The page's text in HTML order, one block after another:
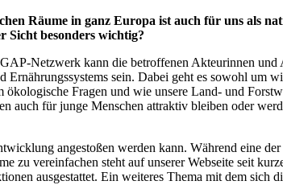
Räume in ganz Europa ist auch für uns als
Sicht besonders wichtig?
Netzwerk kann die betroffenen Akteurinnen
sein. Dabei geht es sowohl um
ökologische Fragen und wie unsere Land- und
auch für junge Menschen attraktiv bleiben oder
angestoßen werden kann. Während eine
zu vereinfachen steht auf unserer Webseite seit
ausgestattet. Ein weiteres Thema mit dem sich